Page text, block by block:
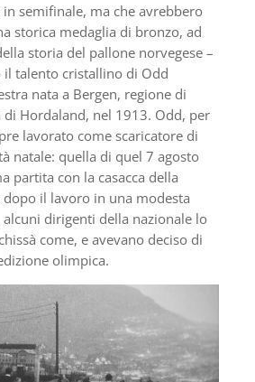
in semifinale, ma che avrebbero
storica medaglia di bronzo, ad
storia del pallone norvegese –
il talento cristallino di Odd
nata a Bergen, regione di
di Hordaland, nel 1913. Odd, per
lavorato come scaricatore di
natale: quella di quel 7 agosto
partita con la casacca della
dopo il lavoro in una modesta
dirigenti della nazionale lo
come, e avevano deciso di
olimpica.